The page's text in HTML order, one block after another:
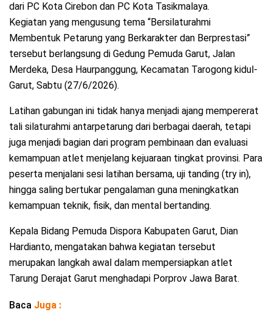
dari PC Kota Cirebon dan PC Kota Tasikmalaya.
Kegiatan yang mengusung tema “Bersilaturahmi
Membentuk Petarung yang Berkarakter dan Berprestasi”
tersebut berlangsung di Gedung Pemuda Garut, Jalan
Merdeka, Desa Haurpanggung, Kecamatan Tarogong kidul-
Garut, Sabtu (27/6/2026).
Latihan gabungan ini tidak hanya menjadi ajang mempererat
tali silaturahmi antarpetarung dari berbagai daerah, tetapi
juga menjadi bagian dari program pembinaan dan evaluasi
kemampuan atlet menjelang kejuaraan tingkat provinsi. Para
peserta menjalani sesi latihan bersama, uji tanding (try in),
hingga saling bertukar pengalaman guna meningkatkan
kemampuan teknik, fisik, dan mental bertanding.
Kepala Bidang Pemuda Dispora Kabupaten Garut, Dian
Hardianto, mengatakan bahwa kegiatan tersebut
merupakan langkah awal dalam mempersiapkan atlet
Tarung Derajat Garut menghadapi Porprov Jawa Barat.
Baca Juga :